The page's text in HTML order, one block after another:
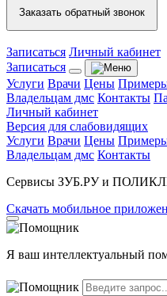
Заказать обратный звонок
Записаться Личный кабинет
Записаться
Услуги Врачи Цены
Владельцам дмс Контакты
Личный кабинет
Версия для слабовидящих
Услуги Врачи Цены
Владельцам дмс Контакты
Сервисы ЗУБ.РУ и
Скачать мобильное
Я ваш интеллектуальный